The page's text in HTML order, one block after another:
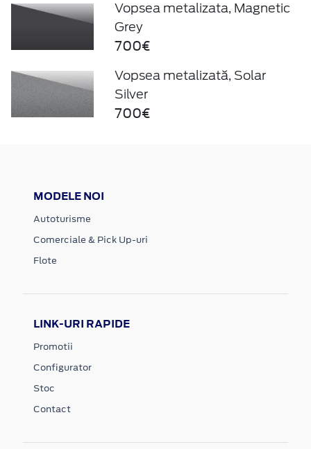
Vopsea metalizata, Magnetic
Grey
700€
Vopsea metalizată, Solar
Silver
700€
MODELE NOI
Autoturisme
Comerciale & Pick Up-uri
Flote
LINK-URI RAPIDE
Promotii
Configurator
Stoc
Contact